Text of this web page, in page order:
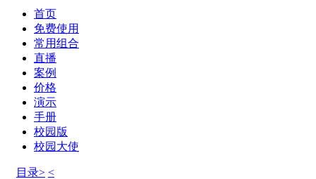
首页
免费使用
常用组合
直播
案例
价格
演示
手册
校园版
校园大使
目录> <